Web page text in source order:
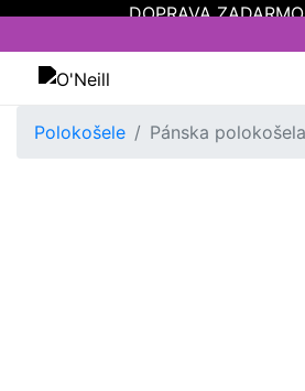
DOPRAVA ZADARMO
Oneill
Polokošele Pánska